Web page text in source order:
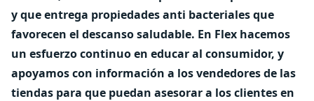
y que entrega propiedades anti bacteriales que
favorecen el descanso saludable. En Flex hacemos
un esfuerzo continuo en educar al consumidor, y
apoyamos con información a los vendedores de las
tiendas para que puedan asesorar a los clientes en